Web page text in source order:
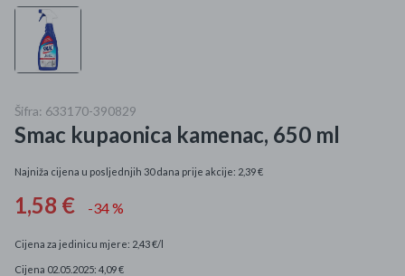
Specijalne kategorije
Čišćenje zaliha
Ograničena cijena
Najpopularniji proizvodi
Roba s greškom
Šifra: 633170-390829
Smac kupaonica kamenac, 650 ml
Najniža cijena u posljednjih 30 dana prije akcije: 2,39 €
1,58 € -34 %
Cijena za jedinicu mjere: 2,43 €/l
Cijena 02.05.2025: 4,09 €